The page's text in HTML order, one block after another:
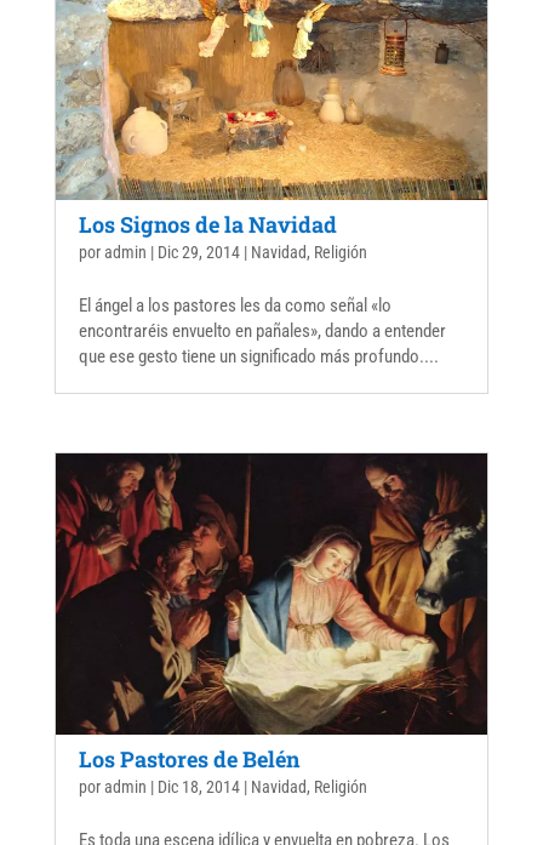
Los Signos de la Navidad
poradmin | Dic 29, 2014| Navidad, Religión
El ángel a los pastores les da como señal «lo
encontraréis envuelto en pañales», dando a entender
que ese gesto tiene un significado más profundo....
Los Pastores de Belén
poradmin | Dic 18, 2014| Navidad, Religión
Es toda una escena idílica y envuelta en pobreza. Los